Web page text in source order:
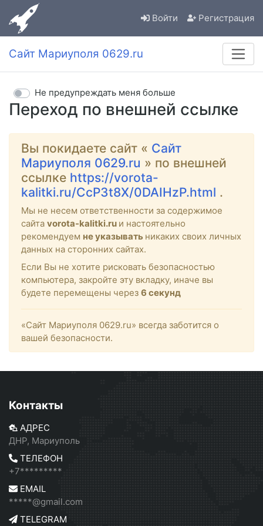
Войти Регистрация
Сайт Мариуполя 0629.ru
Переход по внешней ссылке
Не предупреждать меня больше
Вы покидаете сайт « Сайт
Мариуполя 0629.ru » по внешней
ссылке https://vorota-
kalitki.ru/CcP3t8X/0DAIHzP.html .
Мы не несем ответственности за содержимое
сайта vorota-kalitki.ru и настоятельно
рекомендуем не указывать никаких своих личных
данных на сторонних сайтах.
Если Вы не хотите рисковать безопасностью
компьютера, закройте эту вкладку, иначе вы
будете перемещены через 6 секунд
«Сайт Мариуполя 0629.ru» всегда заботится о
вашей безопасности.
Контакты
АДРЕС
ДНР, Мариуполь
ТЕЛЕФОН
+7*********
EMAIL
*****@gmail.com
TELEGRAM